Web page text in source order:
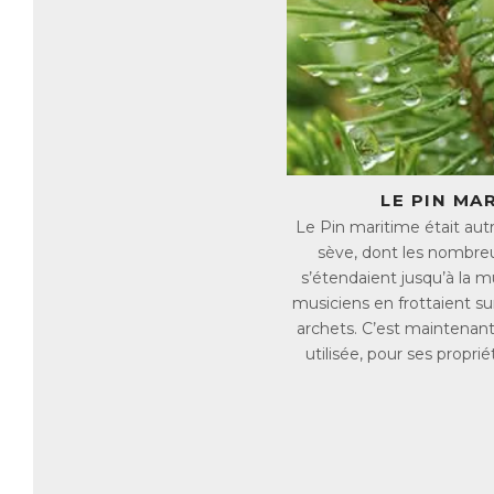
→
→
→
→
LE PIN
Le Pin maritime était
sève, dont les
s’étendaient jusqu’à la
musiciens en frottaient
archets. C’est
utilisée, pour ses